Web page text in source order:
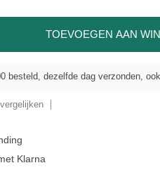
TOEVOEGEN AAN
besteld, dezelfde dag verzonden,
Klarna